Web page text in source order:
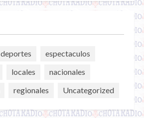
deportes
espectaculos
locales
nacionales
regionales Uncategorized